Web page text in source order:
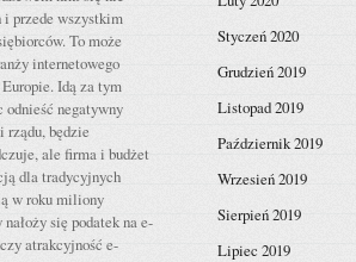
i przede wszystkim
To może
internetowego
Idą za tym
negatywny
rządu, będzie
ale firma i budżet
dla tradycyjnych
w roku miliony
się podatek na e-
atrakcyjność e-
Styczeń 2020
Grudzień 2019
Listopad 2019
Październik 2019
Wrzesień 2019
Sierpień 2019
Lipiec 2019